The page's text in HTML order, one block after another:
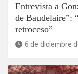
Entrevista a
de Baudelaire”:
retroceso”
6 de diciembre